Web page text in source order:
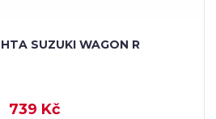
SUZUKI WAGON R
739 Kč